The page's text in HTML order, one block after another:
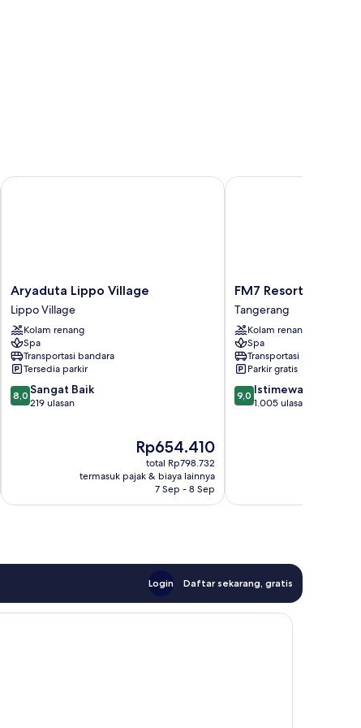
Aryaduta
Lippo
Village
Lippo
Village
Aryaduta Lippo Village
Lippo Village
Kolam renang
Spa
Transportasi bandara
Tersedia parkir
8.0
dari
8,0 Sangat Baik
219 ulasan
Harga
sekarang
Rp654.410
Rp654.410
total Rp798.732
termasuk pajak & biaya lainnya
7 Sep - 8 Sep
Aryaduta Lippo Village
FM7
Resort
Hotel
Jakarta
Tangerang
FM7 Resort Hotel
Tangerang
Kolam renang
Spa
Transportasi bandara
Parkir gratis
9.0
dari
9,0 Istimewa
1.005 ulasan
FM7 Resort Hotel
Login Daftar sekarang, gratis